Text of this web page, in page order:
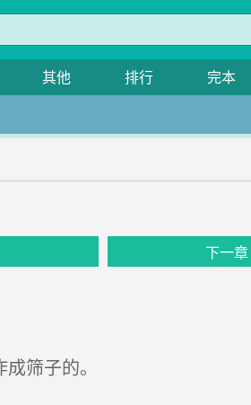
其他 排行 完本
下一章
筛子的。